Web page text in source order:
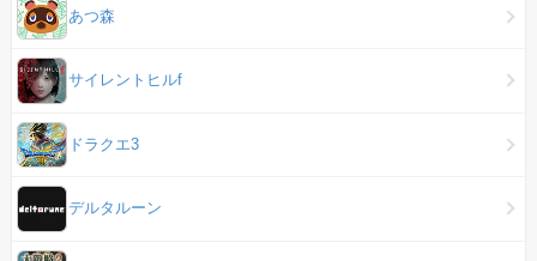
あつ森
サイレントヒルf
ドラクエ3
デルタルーン